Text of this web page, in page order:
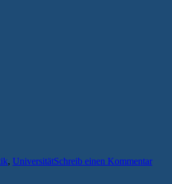
, UniversitätSchreib einen Kommentar